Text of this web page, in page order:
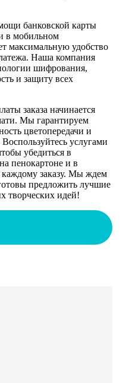
банковской карты
в мобильном
максимальную удобство
Наша компания
шифрования,
и защиту всех
заказа начинается
Мы гарантируем
цветопередачи и
услугами
убедиться в
пенокартоне и в
каждому заказу. Мы ждем
предложить лучшие
творческих идей!